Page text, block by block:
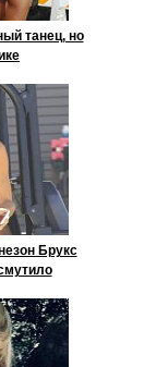
танец, но
Брукс